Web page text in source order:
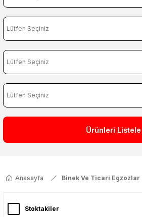
Ürünleri Listele
Anasayfa Binek Ve Ticari Egzozlar
Stoktakiler